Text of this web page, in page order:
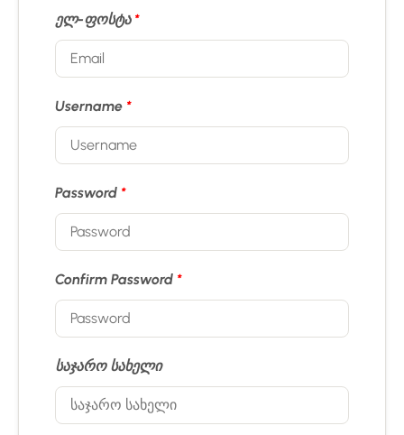
ელ-ფოსტა *
Username *
Password *
Confirm Password *
საჯარო სახელი